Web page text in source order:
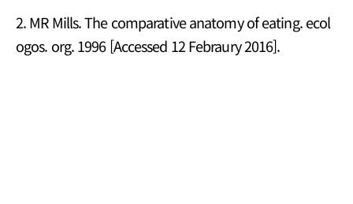
2. MR Mills. The comparative anatomy of eating. ecol
ogos. org. 1996 [Accessed 12 Febraury 2016].